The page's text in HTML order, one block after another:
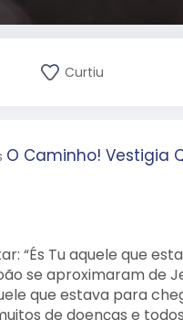
Curtiu
O Caminho! Vestigia
“És Tu aquele que
se aproximaram de
que estava para
de doenças e